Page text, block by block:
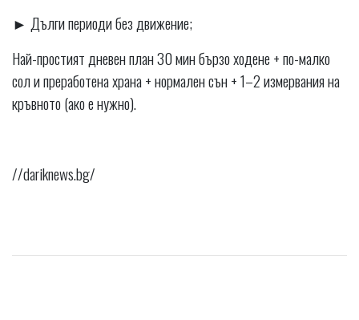
► Дълги периоди без движение;
Най-простият дневен план 30 мин бързо ходене + по-малко
сол и преработена храна + нормален сън + 1–2 измервания на
кръвното (ако е нужно).
//dariknews.bg/